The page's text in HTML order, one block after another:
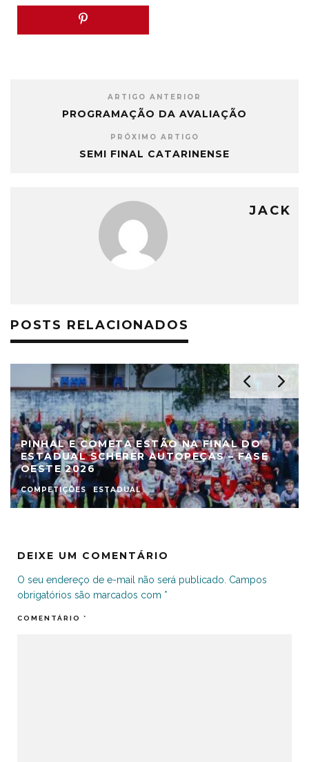
ARTIGO ANTERIOR
PROGRAMAÇÃO DA AVALIAÇÃO
PRÓXIMO ARTIGO
SEMI FINAL CATARINENSE
JACK
POSTS RELACIONADOS
DEFINIDOS OS SEMIFINALISTAS DO
ESTADUAL DE AMADORES – FASE OESTE
2026
COMPETIÇÕES ESTADUAL NOTÍCIAS
DEIXE UM COMENTÁRIO
O seu endereço de e-mail não será publicado. Campos
obrigatórios são marcados com *
COMENTÁRIO *